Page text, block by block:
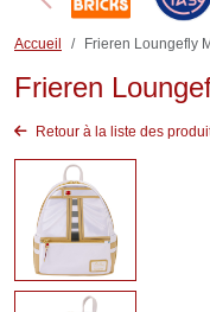
Accueil Frieren Loungefly
Frieren
Retour à la liste des